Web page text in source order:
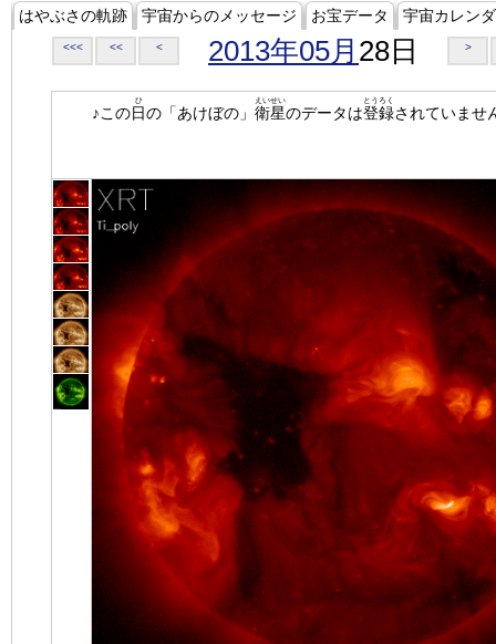
はやぶさの軌跡 宇宙からのメッセージ お宝データ 宇宙カレン
<<< << < 2013年05月 28日 >
♪この日
ひ
の「あけぼの」 衛星
えいせい
のデータは登録
とうろく
されていませ